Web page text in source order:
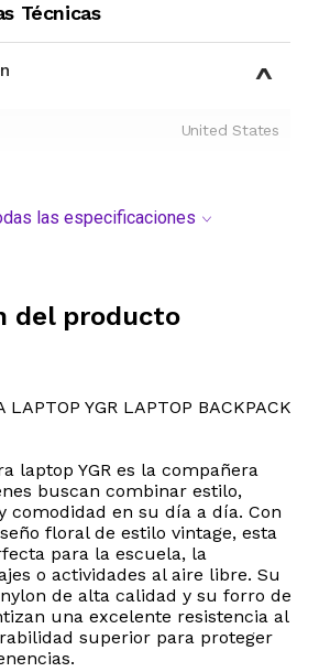
Técnicas
United States
las especificaciones
del producto
LAPTOP YGR LAPTOP BACKPACK
laptop YGR es la compañera
buscan combinar estilo,
comodidad en su día a día. Con
floral de estilo vintage, esta
para la escuela, la
o actividades al aire libre. Su
de alta calidad y su forro de
una excelente resistencia al
superior para proteger